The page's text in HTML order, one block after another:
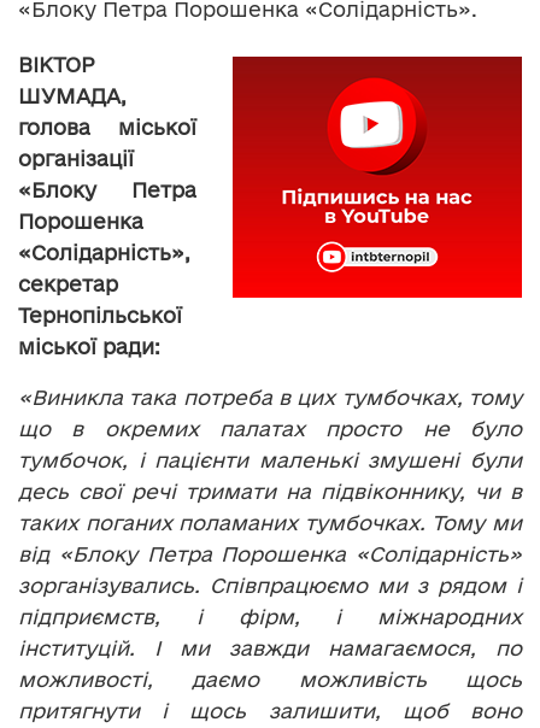
«Блоку Петра Порошенка «Солідарність».
ВІКТОР
ШУМАДА,
голова міської
організації
«Блоку Петра
Порошенка
«Солідарність»,
секретар
Тернопільської
міської ради:
«Виникла така потреба в цих тумбочках, тому
що в окремих палатах просто не було
тумбочок, і пацієнти маленькі змушені були
десь свої речі тримати на підвіконнику, чи в
таких поганих поламаних тумбочках. Тому ми
від «Блоку Петра Порошенка «Солідарність»
зорганізувались. Співпрацюємо ми з рядом і
підприємств, і фірм, і міжнародних
інституцій. І ми завжди намагаємося, по
можливості, даємо можливість щось
притягнути і щось залишити, щоб воно